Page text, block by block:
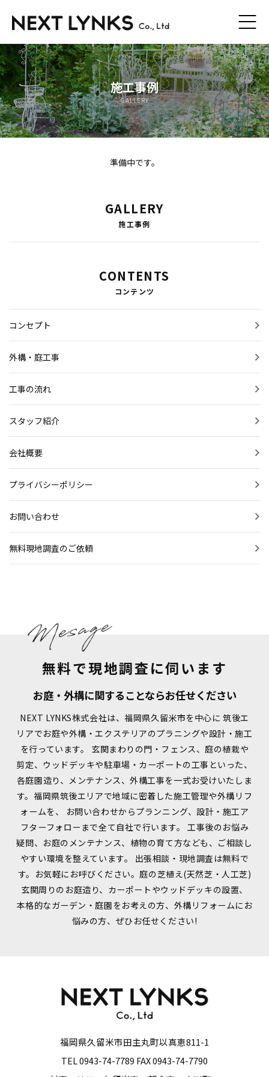
ホーム
コンセプト
外構・庭工事
施工事例
GALLERY
準備中です。
GALLERY
施工事例
CONTENTS
コンテンツ
コンセプト
外構・庭工事
工事の流れ
スタッフ紹介
会社概要
プライバシーポリシー
お問い合わせ
無料現地調査のご依頼
無料で現地調査に伺います
お庭・外構に関することならお任せください
NEXT LYNKS株式会社は、福岡県久留米市を中心に 筑後エ
リアでお庭や外構・エクステリアのプラニングや設計・施工
を行っています。
玄関まわりの門・フェンス、庭の植栽や
剪定、ウッドデッキや駐車場・カーポートの工事といった、
各庭園造り、メンテナンス、外構工事を一式お受けいたしま
す。福岡県筑後エリアで地域に密着した施工管理や外構リフ
ォームを、
お問い合わせからプランニング、設計・施工ア
フターフォローまで全て自社で行います。
工事後のお悩み
疑問、お庭のメンテナンス、植物の育て方なども、ご相談し
やすい環境を整えています。
出張相談・現地調査は無料で
す。お気軽にお呼びください。庭の芝植え(天然芝・人工芝)
玄関周りのお庭造り、カーポートやウッドデッキの設置、
本格的なガーデン・庭園をお考えの方、外構リフォームにお
悩みの方、ぜひお任せください!
福岡県久留米市田主丸町以真恵811-1
TEL 0943-74-7789 FAX 0943-74-7790